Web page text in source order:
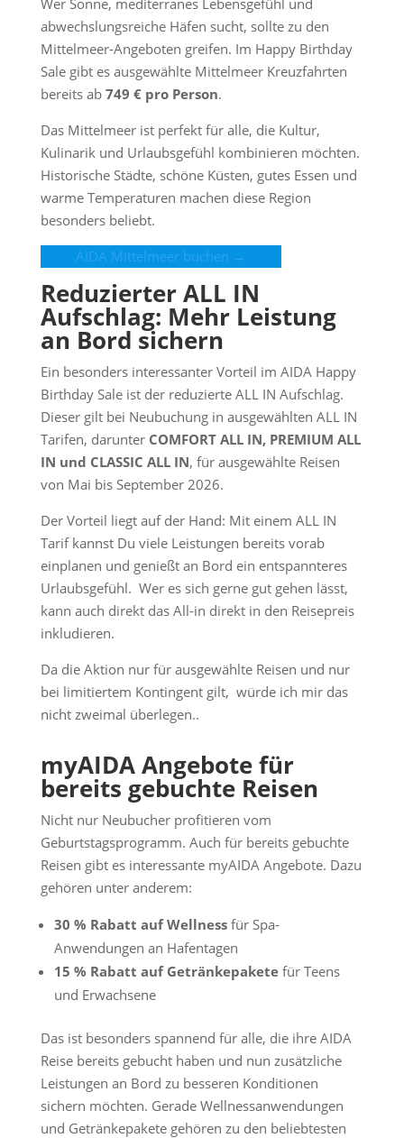
Wer Sonne, mediterranes Lebensgefühl und
abwechslungsreiche Häfen sucht, sollte zu den
Mittelmeer-Angeboten greifen. Im Happy Birthday
Sale gibt es ausgewählte Mittelmeer Kreuzfahrten
bereits ab 749 € pro Person.
Das Mittelmeer ist perfekt für alle, die Kultur,
Kulinarik und Urlaubsgefühl kombinieren möchten.
Historische Städte, schöne Küsten, gutes Essen und
warme Temperaturen machen diese Region
besonders beliebt.
AIDA Mittelmeer buchen →
Reduzierter ALL IN
Aufschlag: Mehr Leistung
an Bord sichern
Ein besonders interessanter Vorteil im AIDA Happy
Birthday Sale ist der reduzierte ALL IN Aufschlag.
Dieser gilt bei Neubuchung in ausgewählten ALL IN
Tarifen, darunter COMFORT ALL IN, PREMIUM ALL
IN und CLASSIC ALL IN, für ausgewählte Reisen
von Mai bis September 2026.
Der Vorteil liegt auf der Hand: Mit einem ALL IN
Tarif kannst Du viele Leistungen bereits vorab
einplanen und genießt an Bord ein entspannteres
Urlaubsgefühl. Wer es sich gerne gut gehen lässt,
kann auch direkt das All-in direkt in den Reisepreis
inkludieren.
Da die Aktion nur für ausgewählte Reisen und nur
bei limitiertem Kontingent gilt, würde ich mir das
nicht zweimal überlegen..
myAIDA Angebote für
bereits gebuchte Reisen
Nicht nur Neubucher profitieren vom
Geburtstagsprogramm. Auch für bereits gebuchte
Reisen gibt es interessante myAIDA Angebote. Dazu
gehören unter anderem:
30 % Rabatt auf Wellnessfür Spa-
Anwendungen an Hafentagen
15 % Rabatt auf Getränkepaketefür Teens
und Erwachsene
Das ist besonders spannend für alle, die ihre AIDA
Reise bereits gebucht haben und nun zusätzliche
Leistungen an Bord zu besseren Konditionen
sichern möchten. Gerade Wellnessanwendungen
und Getränkepakete gehören zu den beliebtesten